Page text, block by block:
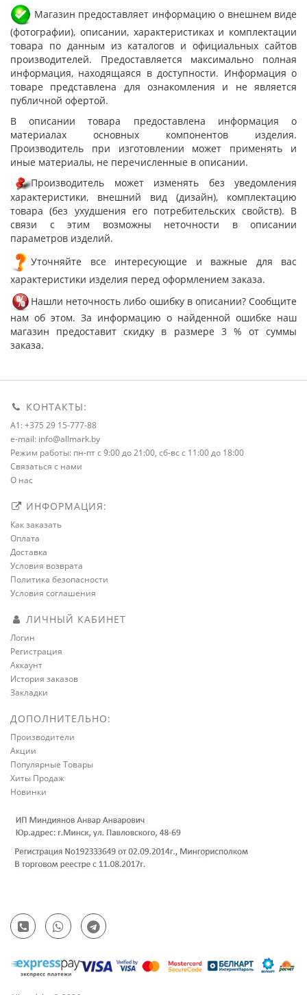
Магазин предоставляет информацию о внешнем виде
(фотографии), описании, характеристиках и комплектации
товара по данным из каталогов и официальных сайтов
производителей. Предоставляется максимально полная
информация, находящаяся в доступности. Информация о
товаре представлена для ознакомления и не является
публичной офертой.
В описании товара предоставлена информация о
материалах основных компонентов изделия.
Производитель при изготовлении может применять и
иные материалы, не перечисленные в описании.
Производитель может изменять без уведомления
характеристики, внешний вид (дизайн), комплектацию
товара (без ухудшения его потребительских свойств). В
связи с этим возможны неточности в описании
параметров изделий.
Уточняйте все интересующие и важные для вас
характеристики изделия перед оформлением заказа.
Нашли неточность либо ошибку в описании? Сообщите
нам об этом. За информацию о найденной ошибке наш
магазин предоставит скидку в размере 3 % от суммы
заказа.
КОНТАКТЫ:
A1: +375 29 15-777-88
e-mail: info@allmark.by
Режим работы: пн-пт с 9:00 до 21:00, сб-вс с 11:00 до 18:00
Связаться с нами
О нас
ИНФОРМАЦИЯ:
Как заказать
Оплата
Доставка
Условия возврата
Политика безопасности
Условия соглашения
ЛИЧНЫЙ КАБИНЕТ
Логин
Регистрация
Аккаунт
История заказов
Закладки
ДОПОЛНИТЕЛЬНО:
Производители
Акции
Популярные Товары
Хиты Продаж
Новинки